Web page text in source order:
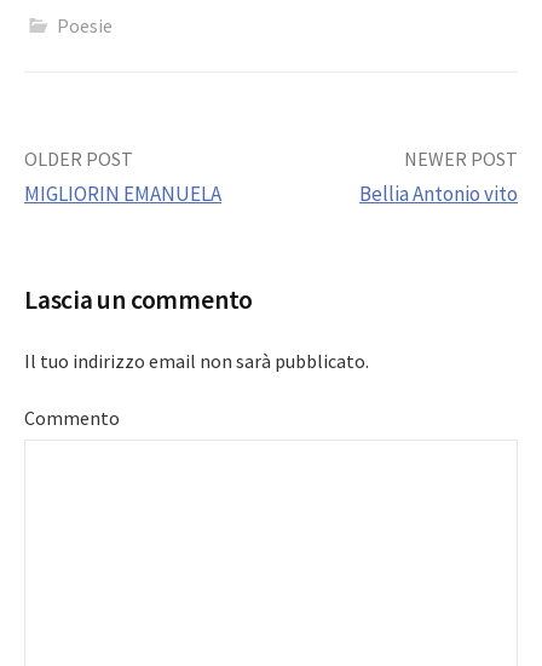
Poesie
Post
OLDER POST
MIGLIORIN EMANUELA
NEWER POST
Bellia Antonio vito
Lascia un commento
Il tuo indirizzo email non sarà pubblicato.
Commento